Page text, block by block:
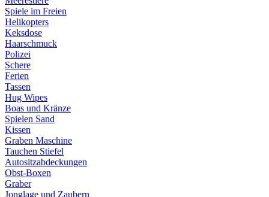
Spiele im Freien
Helikopters
Keksdose
Haarschmuck
Polizei
Schere
Ferien
Tassen
Hug Wipes
Boas und Kränze
Spielen Sand
Kissen
Graben Maschine
Tauchen Stiefel
Autositzabdeckungen
Obst-Boxen
Graber
Jonglage und Zaubern